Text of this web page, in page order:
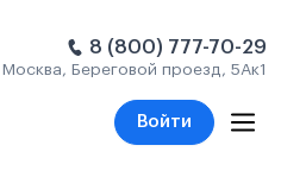
8 (800) 777-70-29
Москва, Береговой проезд, 5Ак1
Войти